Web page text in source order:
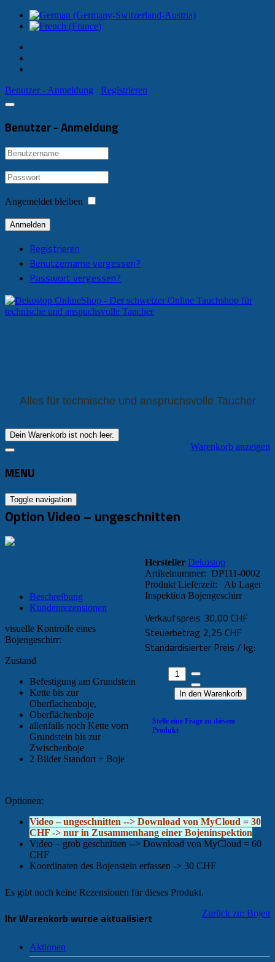
Benutzer - Anmeldung Registrieren
Benutzer - Anmeldung
Angemeldet bleiben
Anmelden
Registrieren
Benutzername vergessen?
Passwort vergessen?
Alles für technische und anspruchsvolle Taucher
Dein Warenkorb ist noch leer.
Warenkorb anzeigen
MENU
Toggle navigation
Option Video – ungeschnitten
Hersteller Dekostop
Artikelnummer: DP111-0002
Produkt Lieferzeit:
Ab Lager
Inspektion Bojengeschirr
Verkaufspreis 30,00 CHF
Steuerbetrag 2,25 CHF
Standardisierter Preis / kg:
Stelle eine Frage zu diesem
Produkt
Beschreibung
Kundenrezensionen
visuelle Kontrolle eines
Bojengeschirr:
Zustand
Befestigung am Grundstein
Kette bis zur
Oberflachenboje,
Oberflächenboje
allenfalls noch Kette vom
Grundstein bis zur
Zwischenboje
2 Bilder Standort + Boje
Optionen:
Video – ungeschnitten --> Download von MyCloud = 30
CHF -> nur in Zusammenhang einer Bojeninspektion
Video – grob geschnitten --> Download von MyCloud = 60
CHF
Koordinaten des Bojenstein erfassen -> 30 CHF
Es gibt noch keine Rezensionen für dieses Produkt.
Zurück zu: Bojen
Ihr Warenkorb wurde aktualisiert
Aktionen